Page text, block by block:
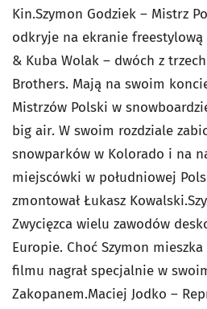
Kin.Szymon Godziek – Mistrz
odkryje na ekranie
& Kuba Wolak – dwóch z
Brothers. Mają na swoim
Mistrzów Polski w
big air. W swoim rozdziale
snowparków w Kolorado i na
miejscówki w południowej
zmontował Łukasz
Zwycięzca wielu zawodów
Europie. Choć Szymon
filmu nagrał specjalnie w
Zakopanem.Maciej Jodko –